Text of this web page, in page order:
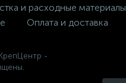
и расходные материалы
Оплата и доставка
-